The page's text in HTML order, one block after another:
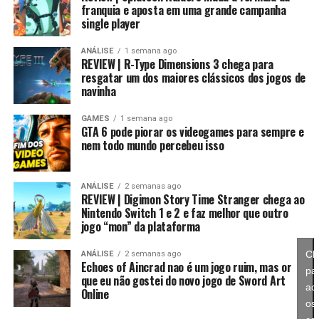
Essa mudança também pode representar um passo
importante para o futuro da franquia. Durante muitos
anos, Splatoon foi visto principalmente como um jogo
competitivo, mas Splatoon Raiders mostra que existe
espaço para expandir esse universo com uma campanha
mais ambiciosa e cheia de conteúdo. Caso a recepção dos
jogadores seja positiva, é bem possível que a Nintendo
continue investindo nesse formato e transforme o modo
história em um dos pilares da série daqui para frente.
No fim das contas, fica a sensação de que Splatoon
Raiders funciona como um grande laboratório para o
futuro da franquia. A Nintendo parece estar testando
novas mecânicas, um mundo mais aberto, sistemas de
progressão e uma campanha muito mais ambiciosa para
entender como os jogadores vão reagir. Se a recepção
for positiva, é bem possível que muitas dessas ideias
franquia e aposta em uma grande campanha
single player
ANÁLISE 1 semana ago
REVIEW | R-Type Dimensions 3 chega para
resgatar um dos maiores clássicos dos jogos de
navinha
GAMES 1 semana ago
GTA 6 pode piorar os videogames para sempre e
nem todo mundo percebeu isso
ANÁLISE 2 semanas ago
REVIEW | Digimon Story Time Stranger chega ao
Nintendo Switch 1 e 2 e faz melhor que outro
jogo “mon” da plataforma
ANÁLISE 2 semanas ago
Echoes of Aincrad nao é um jogo ruim, mas or
que eu não gostei do novo jogo de Sword Art
Online
os